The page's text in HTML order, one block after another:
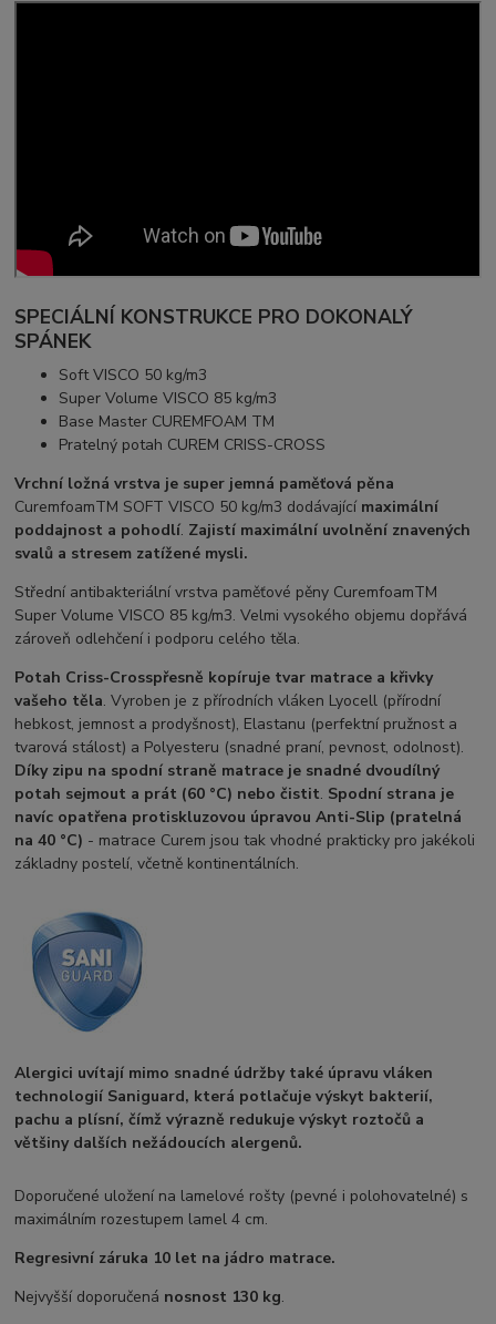
SPECIÁLNÍ KONSTRUKCE PRO DOKONALÝ
SPÁNEK
Soft VISCO 50 kg/m3
Super Volume VISCO 85 kg/m3
Base Master CUREMFOAM TM
Pratelný potah CUREM CRISS-CROSS
Vrchní ložná vrstva je super jemná paměťová pěna
CuremfoamTM SOFT VISCO 50 kg/m3 dodávající maximální
poddajnost a pohodlí. Zajistí maximální uvolnění znavených
svalů a stresem zatížené mysli.
Střední antibakteriální vrstva paměťové pěny CuremfoamTM
Super Volume VISCO 85 kg/m3. Velmi vysokého objemu dopřává
zároveň odlehčení i podporu celého těla.
Potah Criss-Crosspřesně kopíruje tvar matrace a křivky
vašeho těla. Vyroben je z přírodních vláken Lyocell (přírodní
hebkost, jemnost a prodyšnost), Elastanu (perfektní pružnost a
tvarová stálost) a Polyesteru (snadné praní, pevnost, odolnost).
Díky zipu na spodní straně matrace je snadné dvoudílný
potah sejmout a prát (60 °C) nebo čistit. Spodní strana je
navíc opatřena protiskluzovou úpravou Anti-Slip (pratelná
na 40 °C) - matrace Curem jsou tak vhodné prakticky pro jakékoli
základny postelí, včetně kontinentálních.
Alergici uvítají mimo snadné údržby také úpravu vláken
technologií Saniguard, která potlačuje výskyt bakterií,
pachu a plísní, čímž výrazně redukuje výskyt roztočů a
většiny dalších nežádoucích alergenů.
Doporučené uložení na lamelové rošty (pevné i polohovatelné) s
maximálním rozestupem lamel 4 cm.
Regresivní záruka 10 let na jádro matrace.
Nejvyšší doporučená nosnost 130 kg.